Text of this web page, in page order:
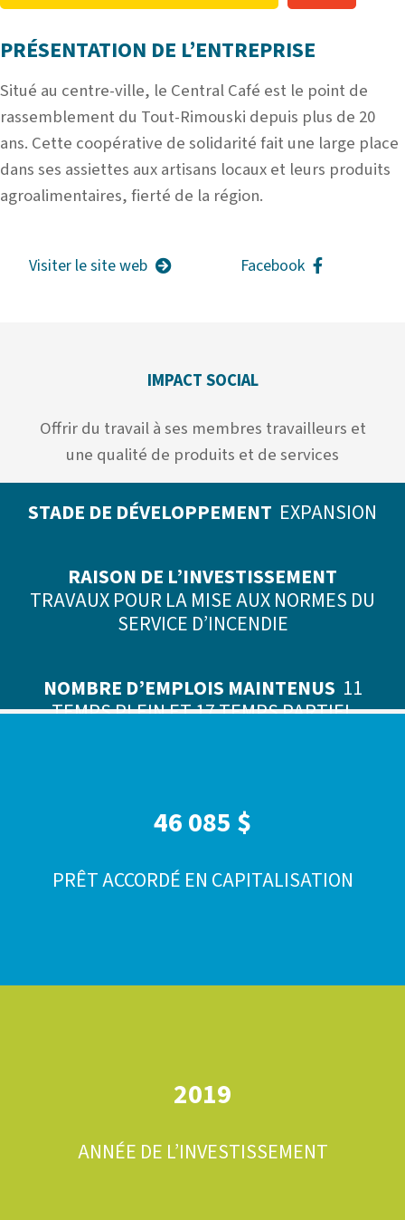
PRÉSENTATION DE L’ENTREPRISE
Situé au centre-ville, le Central Café est le point de
rassemblement du Tout-Rimouski depuis plus de 20
ans. Cette coopérative de solidarité fait une large place
dans ses assiettes aux artisans locaux et leurs produits
agroalimentaires, fierté de la région.
Visiter le site web Facebook
IMPACT SOCIAL
Offrir du travail à ses membres travailleurs et
une qualité de produits et de services
STADE DE DÉVELOPPEMENT EXPANSION
RAISON DE L’INVESTISSEMENT
TRAVAUX POUR LA MISE AUX NORMES DU
SERVICE D’INCENDIE
NOMBRE D’EMPLOIS MAINTENUS 11
TEMPS PLEIN ET 17 TEMPS PARTIEL
46 085 $
PRÊT ACCORDÉ EN CAPITALISATION
2019
ANNÉE DE L’INVESTISSEMENT